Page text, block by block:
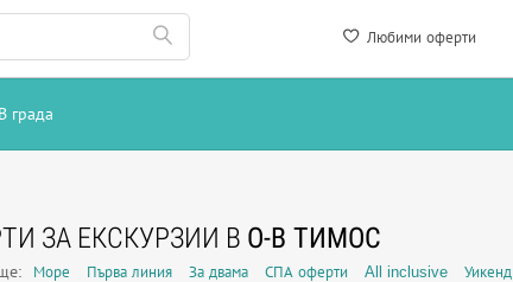
Любими оферти
В града
ЗА ЕКСКУРЗИИ В О-В ТИМОС
Море Първа линия За двама СПА оферти All inclusive Уикенд